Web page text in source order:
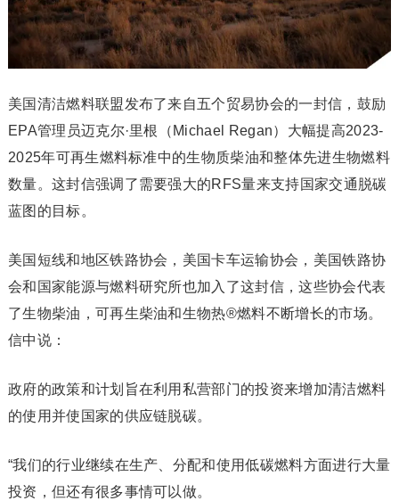
美国清洁燃料联盟发布了来自五个贸易协会的一封信，鼓励
EPA管理员迈克尔·里根（Michael Regan）大幅提高2023-
2025年可再生燃料标准中的生物质柴油和整体先进生物燃料
数量。这封信强调了需要强大的RFS量来支持国家交通脱碳
蓝图的目标。
美国短线和地区铁路协会，美国卡车运输协会，美国铁路协
会和国家能源与燃料研究所也加入了这封信，这些协会代表
了生物柴油，可再生柴油和生物热®燃料不断增长的市场。
信中说：
政府的政策和计划旨在利用私营部门的投资来增加清洁燃料
的使用并使国家的供应链脱碳。
“我们的行业继续在生产、分配和使用低碳燃料方面进行大量
投资，但还有很多事情可以做。